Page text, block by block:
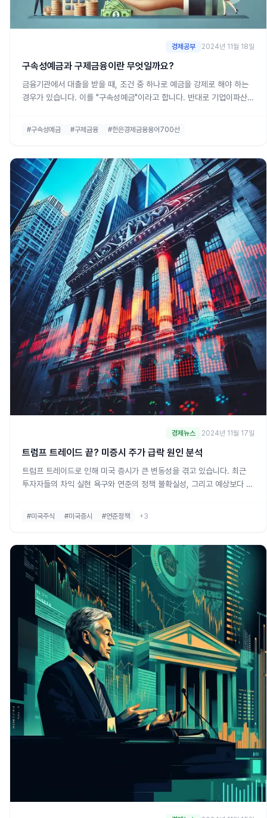
경제공부 2024년 11월 18일
구속성예금과 구제금융이란 무엇일까요?
금융기관에서 대출을 받을 때, 조건 중 하나로 예금을 강제로 해야 하는
경우가 있습니다. 이를 "구속성예금"이라고 합니다. 반대로 기업이파산할
융"이라고 합니다. 이 두 가지 금융 용어를 하나씩 쉽게 풀어 설명해보겠
#구속성예금 #구제금융 #한은경제금융용어700선
경제뉴스 2024년 11월 17일
트럼프 트레이드 끝? 미증시 주가 급락 원인 분석
트럼프 트레이드로 인해 미국 증시가 큰 변동성을 겪고 있습니다. 최근
투자자들의 차익 실현 욕구와 연준의 정책 불확실성, 그리고 예상보다 뜨
습니다. 이러한 변화의 핵심을 짚어보고, 앞으로의 시장 방향에 대해 분
#미국주식 #미국증시 #연준정책 +3